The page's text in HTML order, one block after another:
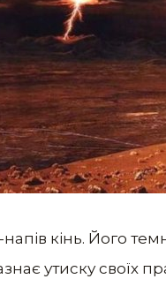
кінь. Його
утиску своїх